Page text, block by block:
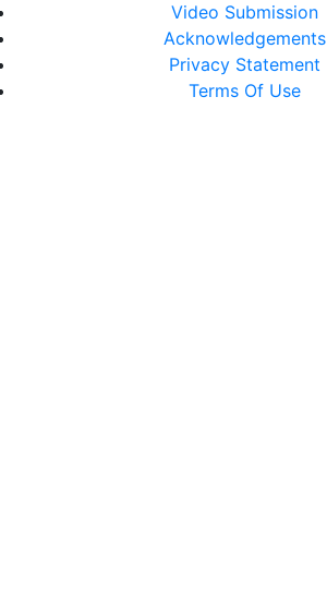
Video Submission
Acknowledgements
Privacy Statement
Terms Of Use